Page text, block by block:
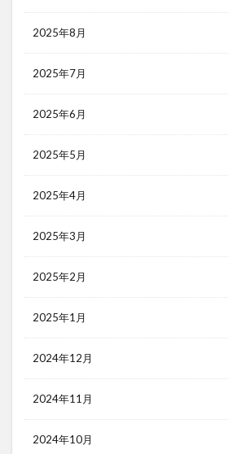
2025年8月
2025年7月
2025年6月
2025年5月
2025年4月
2025年3月
2025年2月
2025年1月
2024年12月
2024年11月
2024年10月